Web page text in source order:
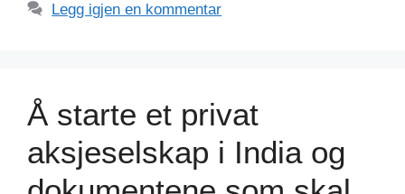
Legg igjen en kommentar
Å starte et privat
aksjeselskap i India og